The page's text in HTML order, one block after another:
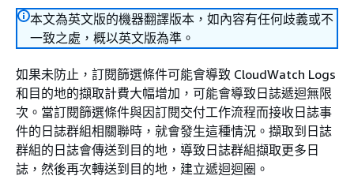
本文為英文版的機器翻譯版本，如內容有任何歧義或不
一致之處，概以英文版為準。
如果未防止，訂閱篩選條件可能會導致 CloudWatch Logs
和目的地的擷取計費大幅增加，可能會導致日誌遞迴無限
次。當訂閱篩選條件與因訂閱交付工作流程而接收日誌事
件的日誌群組相關聯時，就會發生這種情況。擷取到日誌
群組的日誌會傳送到目的地，導致日誌群組擷取更多日
誌，然後再次轉送到目的地，建立遞迴迴圈。